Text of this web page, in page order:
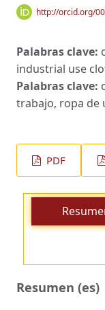
http://orcid.org/
Palabras clave:
industrial use
Palabras clave:
trabajo, ropa de
PDF
Resumen (es)